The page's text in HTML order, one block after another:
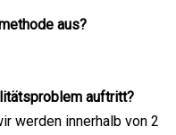
aus?
auftritt?
werden innerhalb von 2